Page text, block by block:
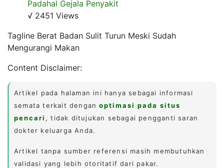
Padahal Gejala Penyakit
√ 2451 Views
Tagline Berat Badan Sulit Turun Meski Sudah
Mengurangi Makan
Content Disclaimer:
Artikel pada halaman ini hanya sebagai informasi
semata terkait denganoptimasi pada situs
pencari , tidak ditujukan sebagai pengganti saran
dokter keluarga Anda.
Artikel tanpa sumber referensi masih membutuhkan
validasi yang lebih otoritatif dari pakar.